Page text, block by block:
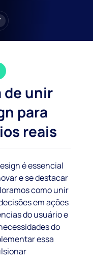
de unir
para
reais
é essencial
e se destacar
como unir
em ações
do usuário e
do
essa